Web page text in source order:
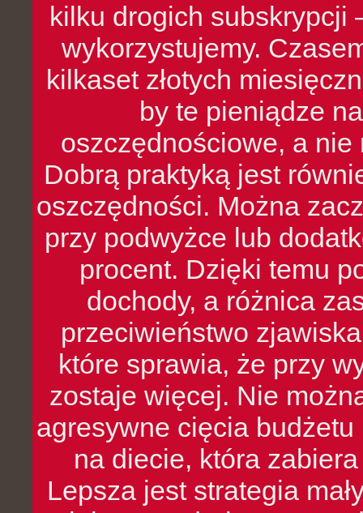
kilku drogich subskrypcji
wykorzystujemy.
kilkaset złotych
by te pieniądze
oszczędnościowe, a nie
Dobrą praktyką jest
oszczędności. Można
przy podwyżce lub
procent. Dzięki temu
dochody, a różnica
przeciwieństwo
które sprawia, że przy
zostaje więcej. Nie
agresywne cięcia
na diecie, która
Lepsza jest strategia